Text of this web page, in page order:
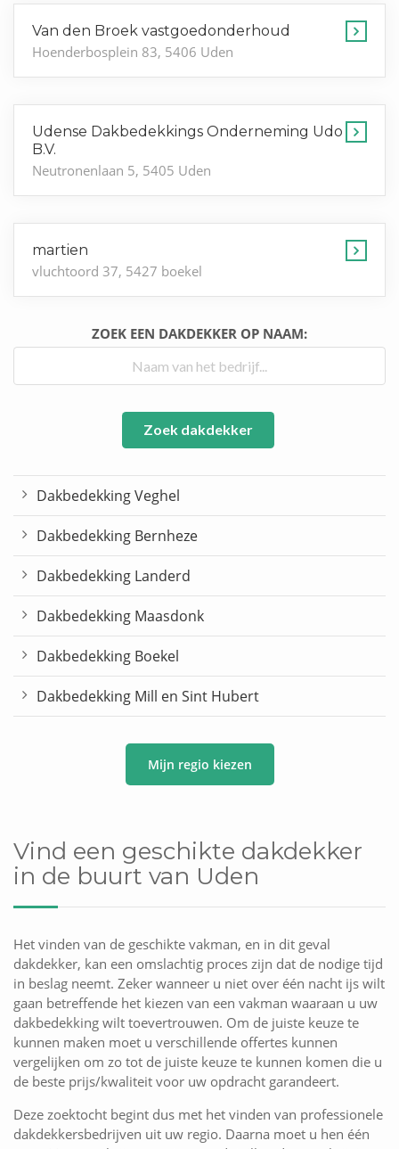
Van den Broek vastgoedonderhoud
Hoenderbosplein 83, 5406 Uden
Udense Dakbedekkings Onderneming Udo
B.V.
Neutronenlaan 5, 5405 Uden
martien
vluchtoord 37, 5427 boekel
ZOEK EEN DAKDEKKER OP NAAM:
Zoek dakdekker
Dakbedekking Veghel
Dakbedekking Bernheze
Dakbedekking Landerd
Dakbedekking Maasdonk
Dakbedekking Boekel
Dakbedekking Mill en Sint Hubert
Mijn regio kiezen
Vind een geschikte dakdekker
in de buurt van Uden
Het vinden van de geschikte vakman, en in dit geval
dakdekker, kan een omslachtig proces zijn dat de nodige tijd
in beslag neemt. Zeker wanneer u niet over één nacht ijs wilt
gaan betreffende het kiezen van een vakman waaraan u uw
dakbedekking wilt toevertrouwen. Om de juiste keuze te
kunnen maken moet u verschillende offertes kunnen
vergelijken om zo tot de juiste keuze te kunnen komen die u
de beste prijs/kwaliteit voor uw opdracht garandeert.
Deze zoektocht begint dus met het vinden van professionele
dakdekkersbedrijven uit uw regio. Daarna moet u hen één